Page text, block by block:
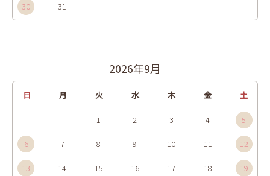
30 31
2026年9月
日 月 火 水 木 金 土
1 2 3 4 5
6 7 8 9 10 11 12
13 14 15 16 17 18 19